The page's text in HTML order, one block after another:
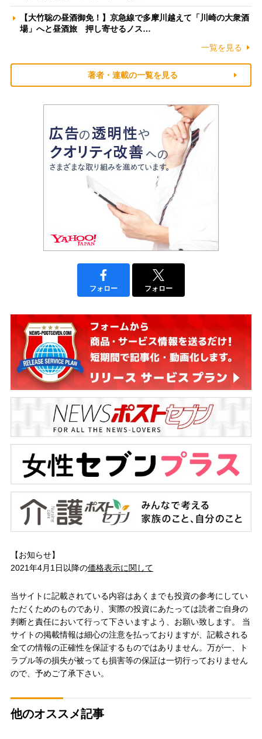
【大竹聡の昼酒御免！】京急線で多摩川越えて「川崎の大衆酒
場」へと昼酒旅 押し寄せるノス…
一覧を見る
著者・連載の一覧を見る
フォロー フォロー
【お知らせ】
2021年4月1日以降の価格表示に関して
当サイトに記載されている内容はあくまでも投資の参考にしてい
ただくためのものであり、実際の投資にあたっては読者ご自身の
判断と責任において行って下さいますよう、お願い致します。 当
サイトの掲載情報は細心の注意を払っておりますが、記載される
全ての情報の正確性を保証するものではありません。万が一、ト
ラブル等の損失が被っても損害等の保証は一切行っておりません
ので、予めご了承下さい。
他のオススメ記事